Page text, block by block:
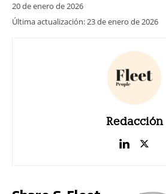
20 de enero de 2026
Última actualización:23 de enero de 2026
Redacción